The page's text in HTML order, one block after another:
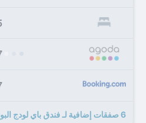
6 صفقات إضافية لـ فندق باي لودج البوتيكي